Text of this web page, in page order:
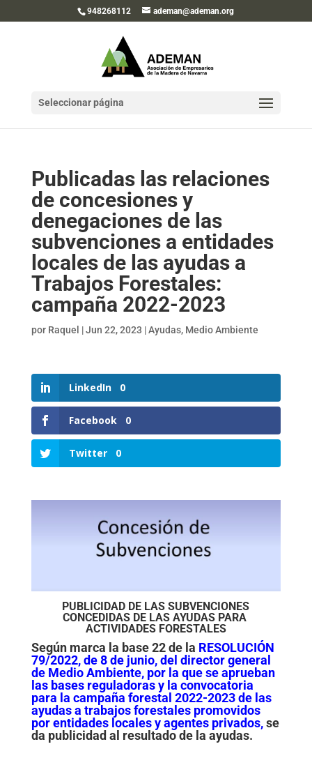
948268112 ademan@ademan.org
Seleccionar página
Publicadas las relaciones
de concesiones y
denegaciones de las
subvenciones a entidades
locales de las ayudas a
Trabajos Forestales:
campaña 2022-2023
por Raquel |Jun 22, 2023 |Ayudas, Medio Ambiente
LinkedIn 0
Facebook 0
Twitter 0
PUBLICIDAD DE LAS SUBVENCIONES
CONCEDIDAS DE LAS AYUDAS PARA
ACTIVIDADES FORESTALES
Según marca la base 22 de la RESOLUCIÓN
79/2022, de 8 de junio, del director general
de Medio Ambiente, por la que se aprueban
las bases reguladoras y la convocatoria
para la campaña forestal 2022-2023 de las
ayudas a trabajos forestales promovidos
por entidades locales y agentes privados,se
da publicidad al resultado de la ayudas.